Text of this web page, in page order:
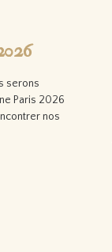
serons
Paris 2026
nos